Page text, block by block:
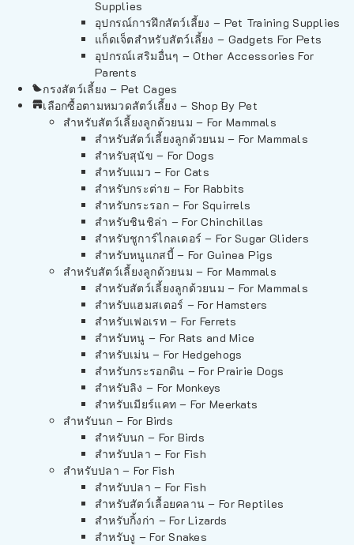
Supplies
อุปกรณ์การฝึกสัตว์เลี้ยง – Pet Training Supplies
แก็ดเจ็ตสำหรับสัตว์เลี้ยง – Gadgets For Pets
อุปกรณ์เสริมอื่นๆ – Other Accessories For
Parents
กรงสัตว์เลี้ยง – Pet Cages
เลือกซื้อตามหมวดสัตว์เลี้ยง – Shop By Pet
สำหรับสัตว์เลี้ยงลูกด้วยนม – For Mammals
สำหรับสัตว์เลี้ยงลูกด้วยนม – For Mammals
สำหรับสุนัข – For Dogs
สำหรับแมว – For Cats
สำหรับกระต่าย – For Rabbits
สำหรับกระรอก – For Squirrels
สำหรับชินชิล่า – For Chinchillas
สำหรับชูการ์ไกลเดอร์ – For Sugar Gliders
สำหรับหนูแกสบี้ – For Guinea Pigs
สำหรับสัตว์เลี้ยงลูกด้วยนม – For Mammals
สำหรับสัตว์เลี้ยงลูกด้วยนม – For Mammals
สำหรับแฮมสเตอร์ – For Hamsters
สำหรับเฟอเรท – For Ferrets
สำหรับหนู – For Rats and Mice
สำหรับเม่น – For Hedgehogs
สำหรับกระรอกดิน – For Prairie Dogs
สำหรับลิง – For Monkeys
สำหรับเมียร์แคท – For Meerkats
สำหรับนก – For Birds
สำหรับนก – For Birds
สำหรับปลา – For Fish
สำหรับปลา – For Fish
สำหรับปลา – For Fish
สำหรับสัตว์เลื้อยคลาน – For Reptiles
สำหรับกิ้งก่า – For Lizards
สำหรับงู – For Snakes